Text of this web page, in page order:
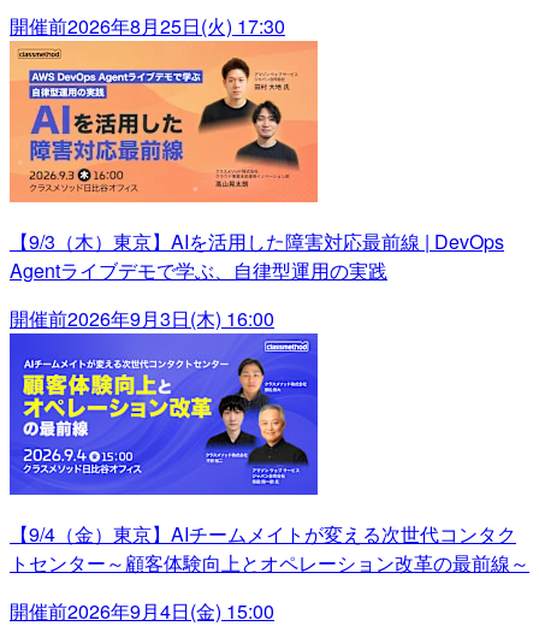
開催前2026年8月25日(火) 17:30
【9/3（木）東京】AIを活用した障害対応最前線 | DevOps
Agentライブデモで学ぶ、自律型運用の実践
開催前2026年9月3日(木) 16:00
【9/4（金）東京】AIチームメイトが変える次世代コンタク
トセンター～顧客体験向上とオペレーション改革の最前線～
開催前2026年9月4日(金) 15:00